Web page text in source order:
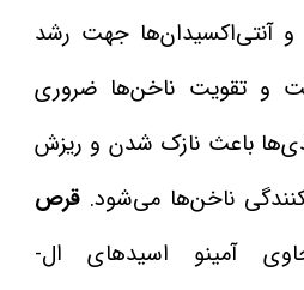
و آنتی‌اکسیدان‌ها جهت رشد
و تقویت ناخن‌ها ضروری
باعث نازک شدن و ریزش
ناخن‌ها می‌شود. قرص
آمینو اسیدهای ال-